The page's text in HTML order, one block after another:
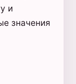
и
значения